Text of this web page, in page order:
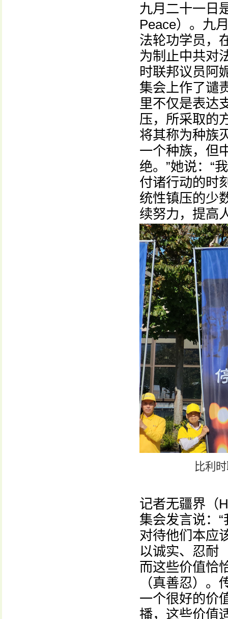
九月二十一日
Peace）。九
法轮功学员，
为制止中共对
时联邦议员阿
集会上作了谴
里不仅是表达
压，所采取的
将其称为种族
一个种族，但
绝。”她说：“
付诸行动的时
统性镇压的少
续努力，提高
比利
记者无疆界（
集会发言说：
对待他们本应
以诚实、忍耐
而这些价值恰
（真善忍）
一个很好的价
播，这些价值